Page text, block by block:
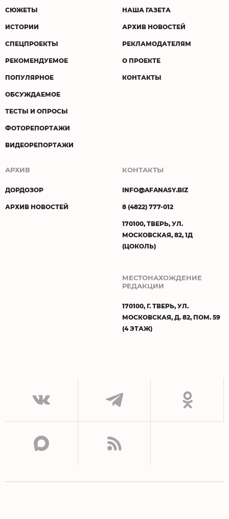
СЮЖЕТЫ
ИСТОРИИ
СПЕЦПРОЕКТЫ
РЕКОМЕНДУЕМОЕ
ПОПУЛЯРНОЕ
ОБСУЖДАЕМОЕ
ТЕСТЫ И ОПРОСЫ
ФОТОРЕПОРТАЖИ
ВИДЕОРЕПОРТАЖИ
НАША ГАЗЕТА
АРХИВ НОВОСТЕЙ
РЕКЛАМОДАТЕЛЯМ
О ПРОЕКТЕ
КОНТАКТЫ
АРХИВ
ДОРДОЗОР
АРХИВ НОВОСТЕЙ
КОНТАКТЫ
INFO@AFANASY.BIZ
8 (4822) 777-012
170100, ТВЕРЬ, УЛ.
МОСКОВСКАЯ, 82, 1Д
(ЦОКОЛЬ)
МЕСТОНАХОЖДЕНИЕ
РЕДАКЦИИ
170100, Г. ТВЕРЬ, УЛ.
МОСКОВСКАЯ, Д. 82, ПОМ. 59
(4 ЭТАЖ)